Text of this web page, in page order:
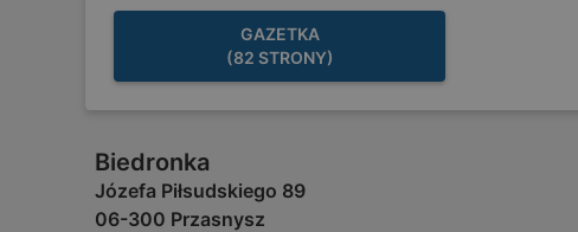
GAZETKA
(82 STRONY)
Biedronka
Józefa Piłsudskiego 89
06-300 Przasnysz